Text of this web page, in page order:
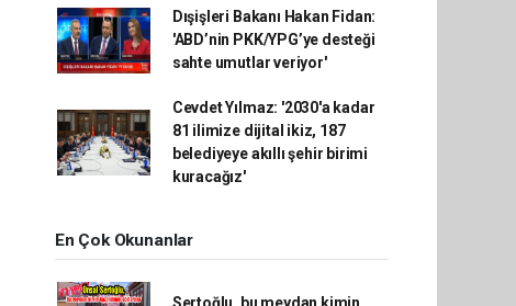
Dışişleri Bakanı Hakan Fidan:
'ABD’nin PKK/YPG’ye desteği
sahte umutlar veriyor'
Cevdet Yılmaz: '2030'a kadar
81 ilimize dijital ikiz, 187
belediyeye akıllı şehir birimi
kuracağız'
En Çok Okunanlar